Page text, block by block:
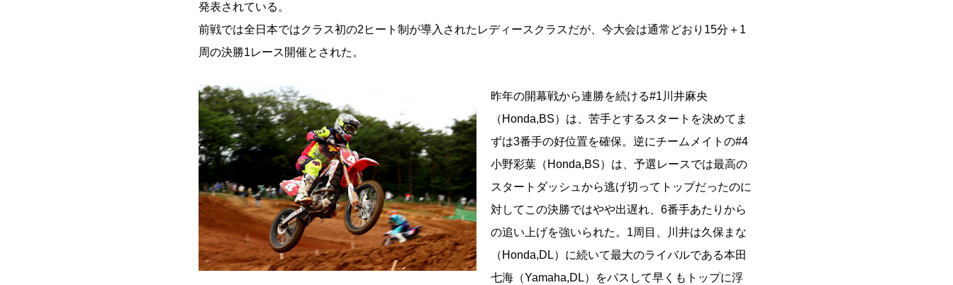
発表されている。
前戦では全日本ではクラス初の2ヒート制が導入されたレディースクラスだが、今大会は通常どおり15分＋1
周の決勝1レース開催とされた。
昨年の開幕戦から連勝を続ける#1川井麻央
（Honda,BS）は、苦手とするスタートを決めてま
ずは3番手の好位置を確保。逆にチームメイトの#4
小野彩葉（Honda,BS）は、予選レースでは最高の
スタートダッシュから逃げ切ってトップだったのに
対してこの決勝ではやや出遅れ、6番手あたりから
の追い上げを強いられた。1周目、川井は久保まな
（Honda,DL）に続いて最大のライバルである本田
七海（Yamaha,DL）をパスして早くもトップに浮